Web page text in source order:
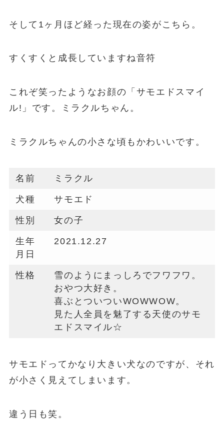
そして1ヶ月ほど経った現在の姿がこちら。
すくすくと成長していますね音符
これぞ笑ったようなお顔の「サモエドスマイ
ル!」です。ミラクルちゃん。
ミラクルちゃんの小さな頃もかわいいです。
名前 ミラクル
犬種 サモエド
性別 女の子
生年
月日
2021.12.27
性格
雪のようにまっしろでフワフワ。
おやつ大好き。
喜ぶとついついWOWWOW。
見た人全員を魅了する天使のサモ
エドスマイル☆
サモエドってかなり大きい犬なのですが、それ
が小さく見えてしまいます。
違う日も笑。